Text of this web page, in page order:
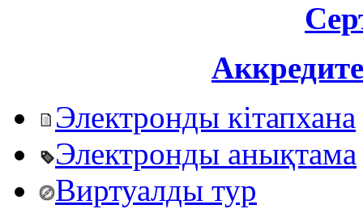
Электронды кітапхана
Электронды анықтама
Виртуалды тур